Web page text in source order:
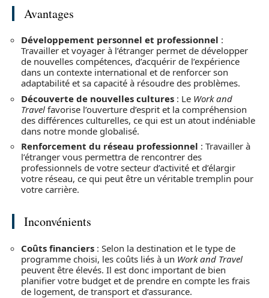
Avantages
Développement personnel et professionnel :
Travailler et voyager à l’étranger permet de développer
de nouvelles compétences, d’acquérir de l’expérience
dans un contexte international et de renforcer son
adaptabilité et sa capacité à résoudre des problèmes.
Découverte de nouvelles cultures : Le Work and
Travel favorise l’ouverture d’esprit et la compréhension
des différences culturelles, ce qui est un atout indéniable
dans notre monde globalisé.
Renforcement du réseau professionnel : Travailler à
l’étranger vous permettra de rencontrer des
professionnels de votre secteur d’activité et d’élargir
votre réseau, ce qui peut être un véritable tremplin pour
votre carrière.
Inconvénients
Coûts financiers : Selon la destination et le type de
programme choisi, les coûts liés à un Work and Travel
peuvent être élevés. Il est donc important de bien
planifier votre budget et de prendre en compte les frais
de logement, de transport et d’assurance.